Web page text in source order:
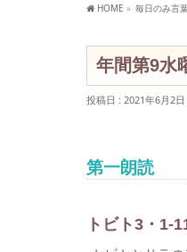
HOME » 毎日のみ言
年間第9水
投稿日 : 2021年6月2日
第一朗読
トビト3・1-